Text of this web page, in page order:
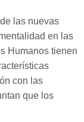
las nuevas
en las
Humanos tienen
con las
que los